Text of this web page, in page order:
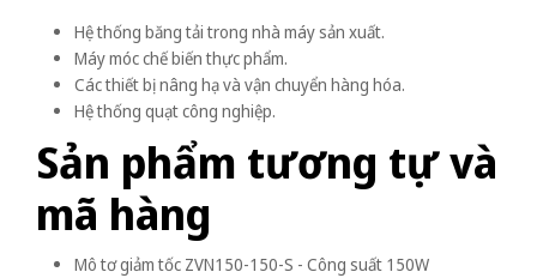
Hệ thống băng tải trong nhà máy sản xuất.
Máy móc chế biến thực phẩm.
Các thiết bị nâng hạ và vận chuyển hàng hóa.
Hệ thống quạt công nghiệp.
Sản phẩm tương tự và
mã hàng
Mô tơ giảm tốc ZVN150-150-S - Công suất 150W